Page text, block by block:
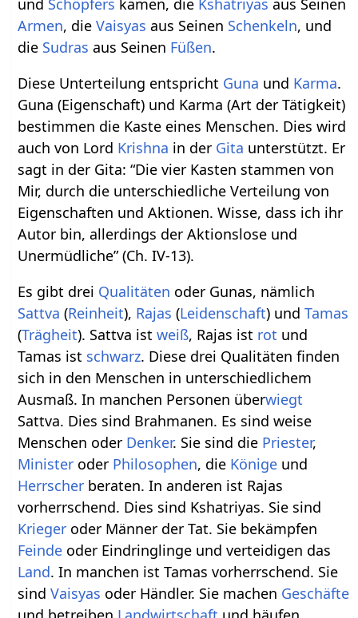
und Schöpfers kamen, die Kshatriyas aus Seinen
Armen, dieVaisyas aus Seinen Schenkeln, und
die Sudras aus Seinen Füßen.
Diese Unterteilung entspricht Guna und Karma.
Guna (Eigenschaft) und Karma (Art der Tätigkeit)
bestimmen die Kaste eines Menschen. Dies wird
auch von Lord Krishna in der Gita unterstützt. Er
sagt in der Gita: “Die vier Kasten stammen von
Mir, durch die unterschiedliche Verteilung von
Eigenschaften und Aktionen. Wisse, dass ich ihr
Autor bin, allerdings der Aktionslose und
Unermüdliche” (Ch. IV-13).
Es gibt drei Qualitäten oder Gunas, nämlich
Sattva (Reinheit), Rajas (Leidenschaft) undTamas
(Trägheit). Sattva istweiß, Rajas ist rot und
Tamas ist schwarz. Diese drei Qualitäten finden
sich in den Menschen in unterschiedlichem
Ausmaß. In manchen Personen überwiegt
Sattva. Dies sind Brahmanen. Es sind weise
Menschen oder Denker. Sie sind die Priester,
Minister oder Philosophen, die Könige und
Herrscher beraten. In anderen ist Rajas
vorherrschend. Dies sind Kshatriyas. Sie sind
Krieger oder Männer der Tat. Sie bekämpfen
Feinde oder Eindringlinge und verteidigen das
Land. In manchen ist Tamas vorherrschend. Sie
sindVaisyas oder Händler. Sie machen Geschäfte